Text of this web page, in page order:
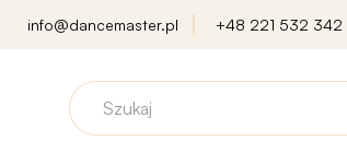
info@dancemaster.pl +48 221 532 342